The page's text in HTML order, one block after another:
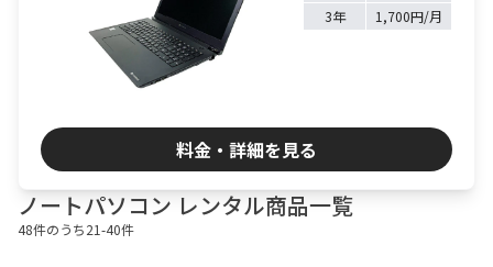
3年
1,700円/月
料金・詳細を見る
ノートパソコン レンタル商品一覧
48件のうち21-40件